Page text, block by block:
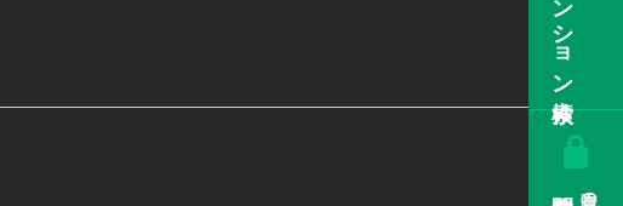
会員限定の